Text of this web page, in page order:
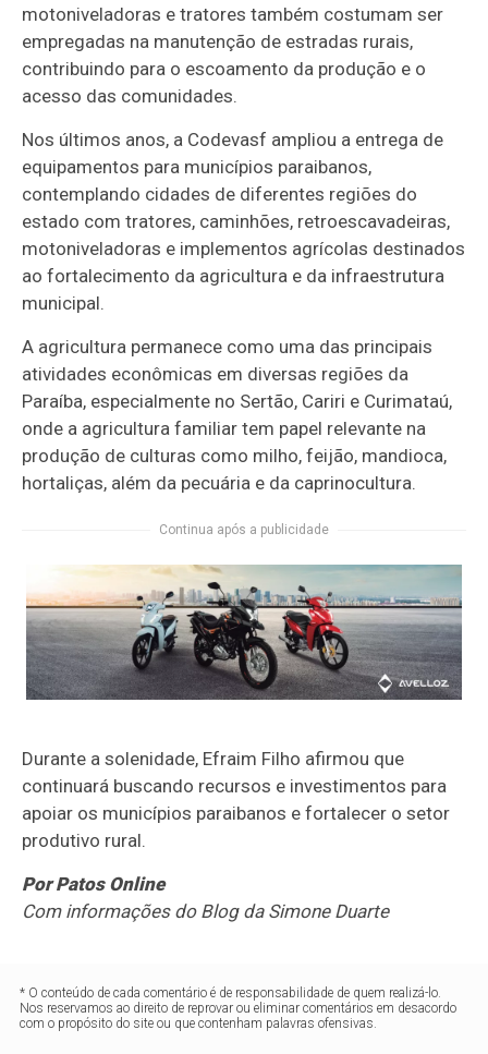
motoniveladoras e tratores também costumam ser
empregadas na manutenção de estradas rurais,
contribuindo para o escoamento da produção e o
acesso das comunidades.
Nos últimos anos, a Codevasf ampliou a entrega de
equipamentos para municípios paraibanos,
contemplando cidades de diferentes regiões do
estado com tratores, caminhões, retroescavadeiras,
motoniveladoras e implementos agrícolas destinados
ao fortalecimento da agricultura e da infraestrutura
municipal.
A agricultura permanece como uma das principais
atividades econômicas em diversas regiões da
Paraíba, especialmente no Sertão, Cariri e Curimataú,
onde a agricultura familiar tem papel relevante na
produção de culturas como milho, feijão, mandioca,
hortaliças, além da pecuária e da caprinocultura.
Continua após a publicidade
Durante a solenidade, Efraim Filho afirmou que
continuará buscando recursos e investimentos para
apoiar os municípios paraibanos e fortalecer o setor
produtivo rural.
Por Patos Online
Com informações do Blog da Simone Duarte
* O conteúdo de cada comentário é de responsabilidade de quem realizá-lo.
Nos reservamos ao direito de reprovar ou eliminar comentários em desacordo
com o propósito do site ou que contenham palavras ofensivas.